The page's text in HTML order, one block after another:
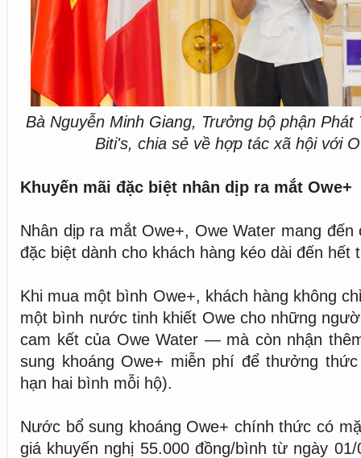
Bà Nguyễn Minh Giang, Trưởng bộ phận Phát
Biti's, chia sẻ về hợp tác xã hội với
Khuyến mãi đặc biệt nhân dịp ra mắt Owe+
Nhân dịp ra mắt Owe+, Owe Water mang
đặc biệt dành cho khách hàng kéo dài đến hết
Khi mua một bình Owe+, khách hàng không
một bình nước tinh khiết Owe cho những
cam kết của Owe Water — mà còn nhận
sung khoáng Owe+ miễn phí để thưởng
hạn hai bình mỗi hộ).
Nước bổ sung khoáng Owe+ chính thức có
giá khuyến nghị 55.000 đồng/bình từ ngày